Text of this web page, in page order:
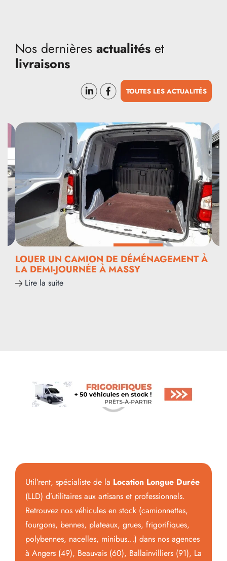
Nos dernières actualités et
livraisons
TOUTES LES ACTUALITÉS
LOUER UN CAMION DE DÉMÉNAGEMENT À
LA DEMI-JOURNÉE À MASSY
Lire la suite
Loading...
Util’rent, spécialiste de la Location Longue Durée
(LLD) d’utilitaires aux artisans et professionnels.
Retrouvez nos véhicules en stock (camionnettes,
fourgons, bennes, plateaux, grues, frigorifiques,
polybennes, nacelles, minibus…) dans nos agences
à Angers (49), Beauvais (60), Ballainvilliers (91), La